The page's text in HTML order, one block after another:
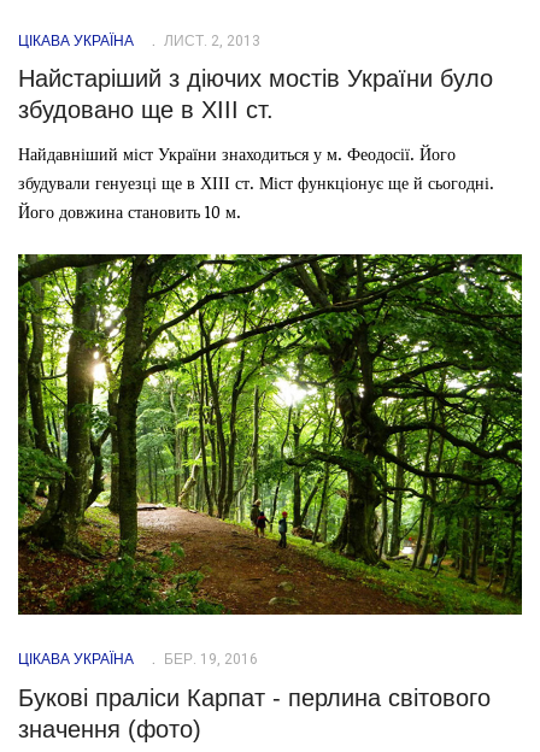
ЦІКАВА УКРАЇНА ЛИСТ. 2, 2013
Найстаріший з діючих мостів України було
збудовано ще в ХІІІ ст.
Найдавніший міст України знаходиться у м. Феодосії. Його
збудували генуезці ще в ХІІІ ст. Міст функціонує ще й сьогодні.
Його довжина становить 10 м.
ЦІКАВА УКРАЇНА БЕР. 19, 2016
Букові праліси Карпат - перлина світового
значення (фото)